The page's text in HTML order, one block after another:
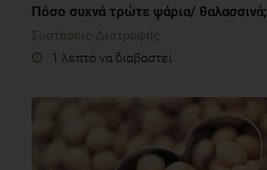
Πόσο συχνά τρώτε ψάρια/ θαλασσινά;
Συστάσεις Διατροφής
1 λεπτό να διαβαστεί